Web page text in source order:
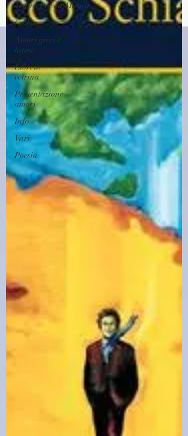
Teatro/Poesia/Musica
Collane
Autori greci e
latini
Libri in
vetrina
Presentazione
autori
Info
Vari
Poesia